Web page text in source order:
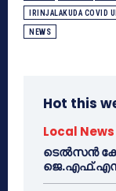
IRINJALAKUDA COVID
NEWS
Hot this
Local News
ടെൽസൻ